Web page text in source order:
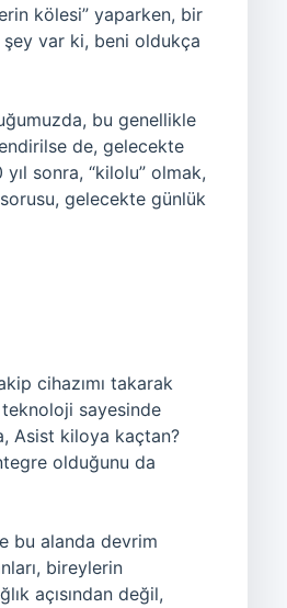
kölesi” yaparken, bir
var ki, beni oldukça
bu genellikle
de, gelecekte
sonra, “kilolu” olmak,
gelecekte günlük
cihazımı takarak
teknoloji sayesinde
Asist kiloya kaçtan?
olduğunu da
bu alanda devrim
bireylerin
açısından değil,